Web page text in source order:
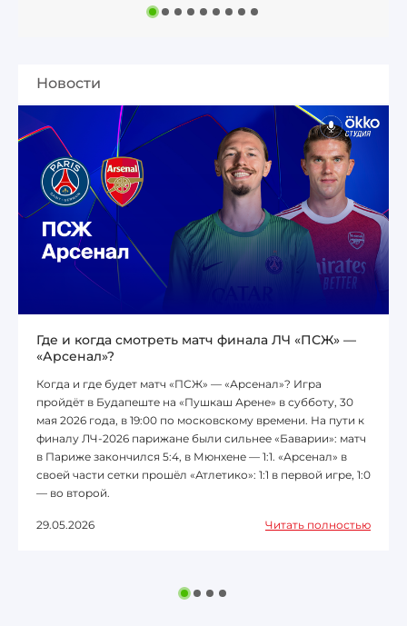
Новости
Где и когда смотреть матч финала ЛЧ «ПСЖ» —
«Арсенал»?
Когда и где будет матч «ПСЖ» — «Арсенал»? Игра
пройдёт в Будапеште на «Пушкаш Арене» в субботу, 30
мая 2026 года, в 19:00 по московскому времени. На пути к
финалу ЛЧ-2026 парижане были сильнее «Баварии»: матч
в Париже закончился 5:4, в Мюнхене — 1:1. «Арсенал» в
своей части сетки прошёл «Атлетико»: 1:1 в первой игре, 1:0
— во второй.
29.05.2026 Читать полностью